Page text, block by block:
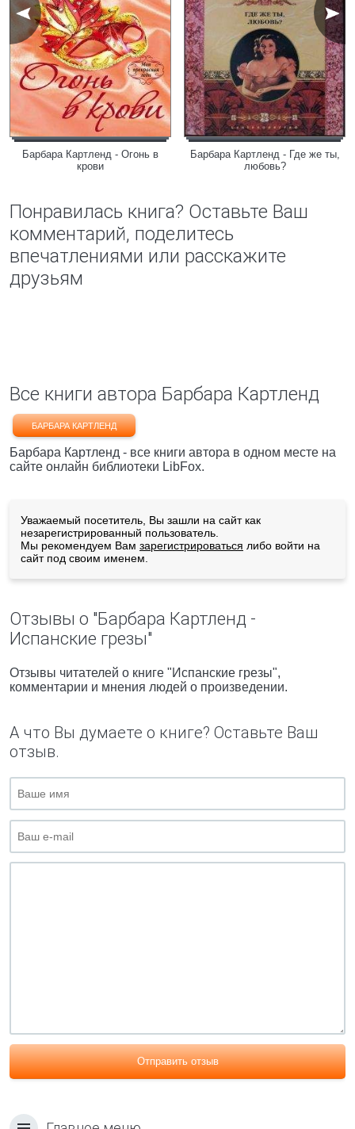
Барбара Картленд - Огонь в
крови
Барбара Картленд - Где же ты,
любовь?
Понравилась книга? Оставьте Ваш
комментарий, поделитесь
впечатлениями или расскажите
друзьям
Все книги автора Барбара Картленд
БАРБАРА КАРТЛЕНД
Барбара Картленд - все книги автора в одном месте на
сайте онлайн библиотеки LibFox.
Уважаемый посетитель, Вы зашли на сайт как
незарегистрированный пользователь.
Мы рекомендуем Вам зарегистрироваться либо войти на
сайт под своим именем.
Отзывы о "Барбара Картленд -
Испанские грезы"
Отзывы читателей о книге "Испанские грезы",
комментарии и мнения людей о произведении.
А что Вы думаете о книге? Оставьте Ваш
отзыв.
Отправить отзыв